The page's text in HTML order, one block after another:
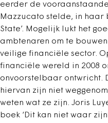
eerder de
Mazzucato stelde, in haar
State’. Mogelijk lukt het
ambtenaren om te
veilige financiële sector.
financiële wereld in 2008
onvoorstelbaar ontwricht.
hiervan zijn niet
weten wat ze zijn. Joris
boek ‘Dit kan niet waar